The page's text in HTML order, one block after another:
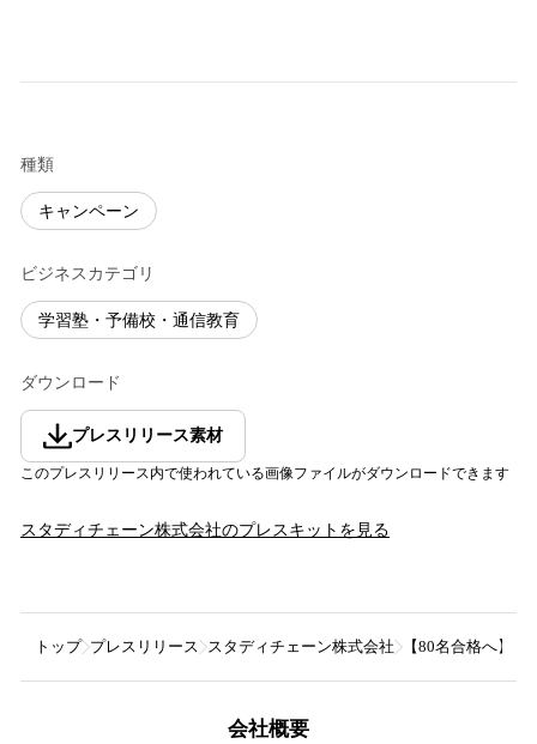
種類
キャンペーン
ビジネスカテゴリ
学習塾・予備校・通信教育
ダウンロード
プレスリリース素材
このプレスリリース内で使われている画像ファイルがダウンロードできます
スタディチェーン株式会社のプレスキットを見る
トップ プレスリリース スタディチェーン株式会社 【80名合格へ】
会社概要